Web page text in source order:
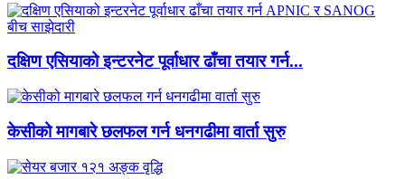
दक्षिण एसियाको इन्टरनेट पूर्वाधार ढाँचा तयार गर्न...
केसीको मागबारे छलफल गर्न धनगढीमा वार्ता सुरु